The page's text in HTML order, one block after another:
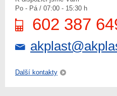
Po - Pá / 07:00 - 15:30 h
602 387
Další kontakty